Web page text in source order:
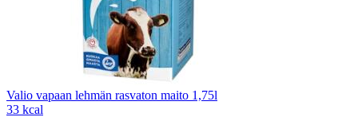
Valio vapaan lehmän rasvaton maito 1,75l
33 kcal